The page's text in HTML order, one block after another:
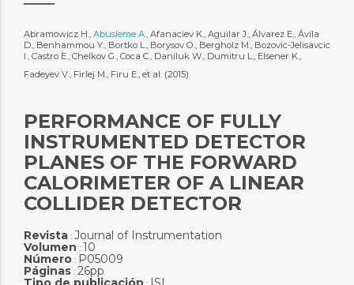
Abramowicz H., Abusleme A., Afanaciev K., Aguilar J., Álvarez E., Ávila
D., Benhammou Y., Bortko L., Borysov O., Bergholz M., Bozovic-Jelisavcic
I., Castro E., Chelkov G., Coca C., Daniluk W., Dumitru L., Elsener K.,
Fadeyev V., Firlej M., Firu E., et al. (2015)
PERFORMANCE OF FULLY
INSTRUMENTED DETECTOR
PLANES OF THE FORWARD
CALORIMETER OF A LINEAR
COLLIDER DETECTOR
Revista: Journal of Instrumentation
Volumen : 10
Número: P05009
Páginas: 26pp